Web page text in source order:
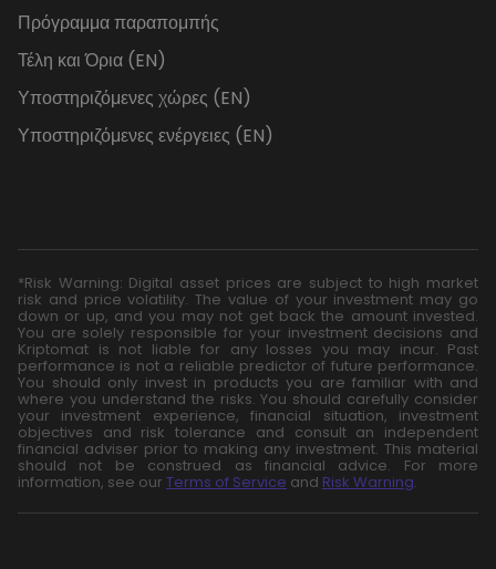
Πρόγραμμα παραπομπής
Τέλη και Όρια (EN)
Υποστηριζόμενες χώρες (EN)
Υποστηριζόμενες ενέργειες (EN)
*Risk Warning: Digital asset prices are subject to high market
risk and price volatility. The value of your investment may go
down or up, and you may not get back the amount invested.
You are solely responsible for your investment decisions and
Kriptomat is not liable for any losses you may incur. Past
performance is not a reliable predictor of future performance.
You should only invest in products you are familiar with and
where you understand the risks. You should carefully consider
your investment experience, financial situation, investment
objectives and risk tolerance and consult an independent
financial adviser prior to making any investment. This material
should not be construed as financial advice. For more
information, see our Terms of Service and Risk Warning.